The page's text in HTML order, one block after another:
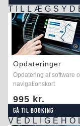
Opdateringer
Opdatering af software
navigationskort
995 kr.
Gå til booking